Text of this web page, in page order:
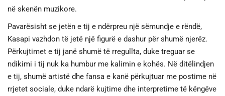
në skenën muzikore.
Pavarësisht se jetën e tij e ndërpreu një sëmundje e rëndë,
Kasapi vazhdon të jetë një figurë e dashur për shumë njerëz.
Përkujtimet e tij janë shumë të rregullta, duke treguar se
ndikimi i tij nuk ka humbur me kalimin e kohës. Në ditëlindjen
e tij, shumë artistë dhe fansa e kanë përkujtuar me postime në
rrjetet sociale, duke ndarë kujtime dhe interpretime të këngëve